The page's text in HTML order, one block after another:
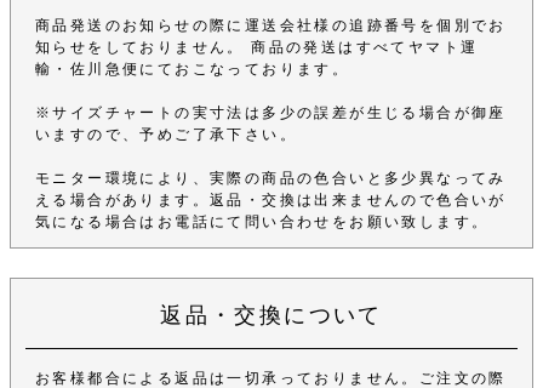
商品発送のお知らせの際に運送会社様の追跡番号を個別でお
知らせをしておりません。 商品の発送はすべてヤマト運
輸・佐川急便にておこなっております。
※サイズチャートの実寸法は多少の誤差が生じる場合が御座
いますので、予めご了承下さい。
モニター環境により、実際の商品の色合いと多少異なってみ
える場合があります。返品・交換は出来ませんので色合いが
気になる場合はお電話にて問い合わせをお願い致します。
返品・交換について
お客様都合による返品は一切承っておりません。ご注文の際